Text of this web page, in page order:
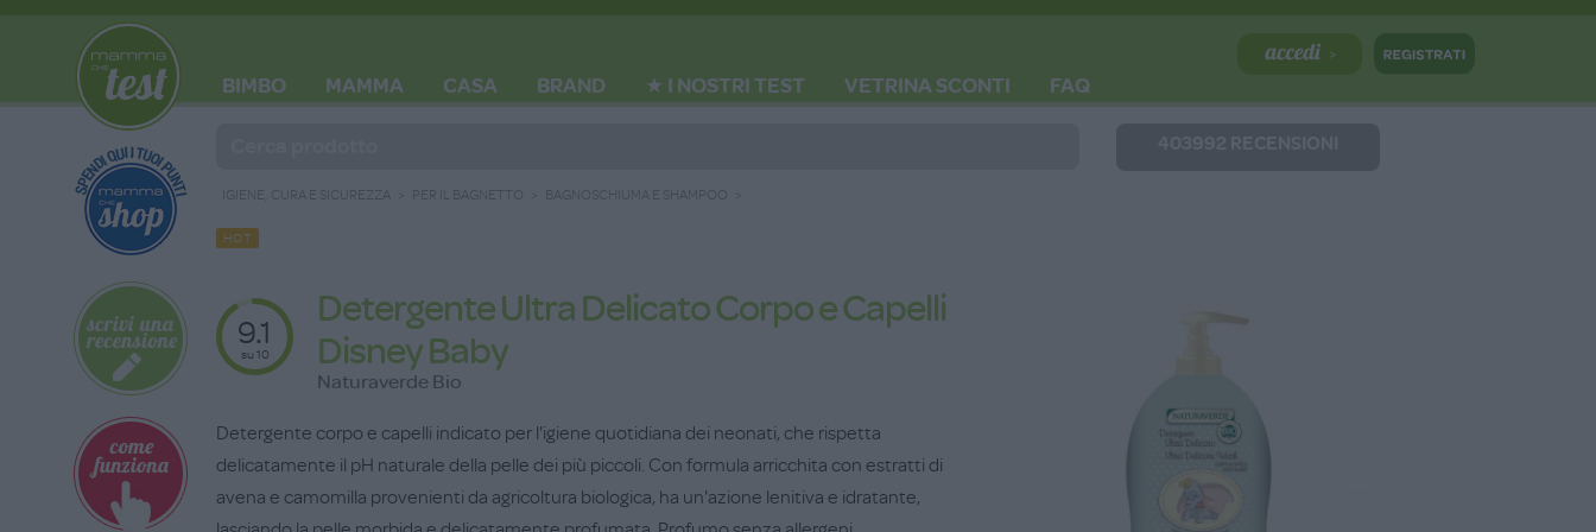
BIMBO MAMMA CASA BRAND ★ I NOSTRI TEST VETRINA SCONTI
FAQ
IGIENE, CURA E SICUREZZA PER IL BAGNETTO BAGNOSCHIUMA E SHAMPOO
HOT
9.1
su 10
Detergente Ultra Delicato Corpo e Capelli
Disney Baby
Naturaverde Bio
Detergente corpo e capelli indicato per l'igiene quotidiana dei neonati, che rispetta
delicatamente il pH naturale della pelle dei più piccoli. Con formula arricchita con estratti di
avena e camomilla provenienti da agricoltura biologica, ha un'azione lenitiva e idratante,